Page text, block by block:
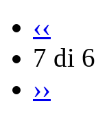
‹‹
7 di
››